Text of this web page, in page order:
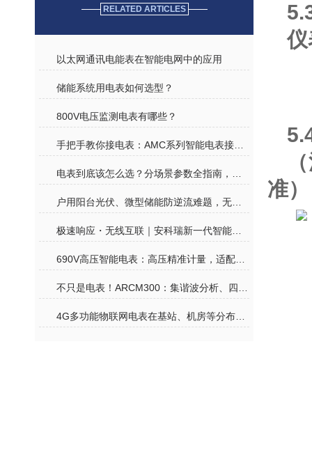
RELATED ARTICLES
以太网通讯电能表在智能电网中的应用
​储能系统用电表如何选型？
800V电压监测电表有哪些？
准）